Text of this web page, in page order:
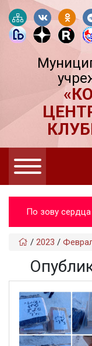
По зову сердца
/ 2023 /